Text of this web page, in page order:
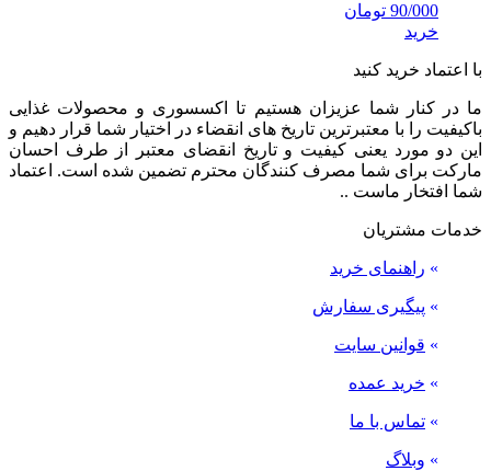
90/000 تومان
خرید
با اعتماد خرید کنید
ما در کنار شما عزیزان هستیم تا اکسسوری و محصولات غذایی
باکیفیت را با معتبرترین تاریخ های انقضاء در اختیار شما قرار دهیم و
این دو مورد یعنی کیفیت و تاریخ انقضای معتبر از طرف احسان
مارکت برای شما مصرف کنندگان محترم تضمین شده است. اعتماد
شما افتخار ماست ..
خدمات مشتریان
» راهنمای خرید
» پیگیری سفارش
» قوانین سایت
» خرید عمده
» تماس با ما
» وبلاگ